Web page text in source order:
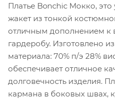
Платье Bonchic Мокко, это
жакет из тонкой
отличным дополнением к
гардеробу. Изготовлено
материала: 70% п/э 28%
обеспечивает отличное
долговечность изделия.
кармана в боковых швах,